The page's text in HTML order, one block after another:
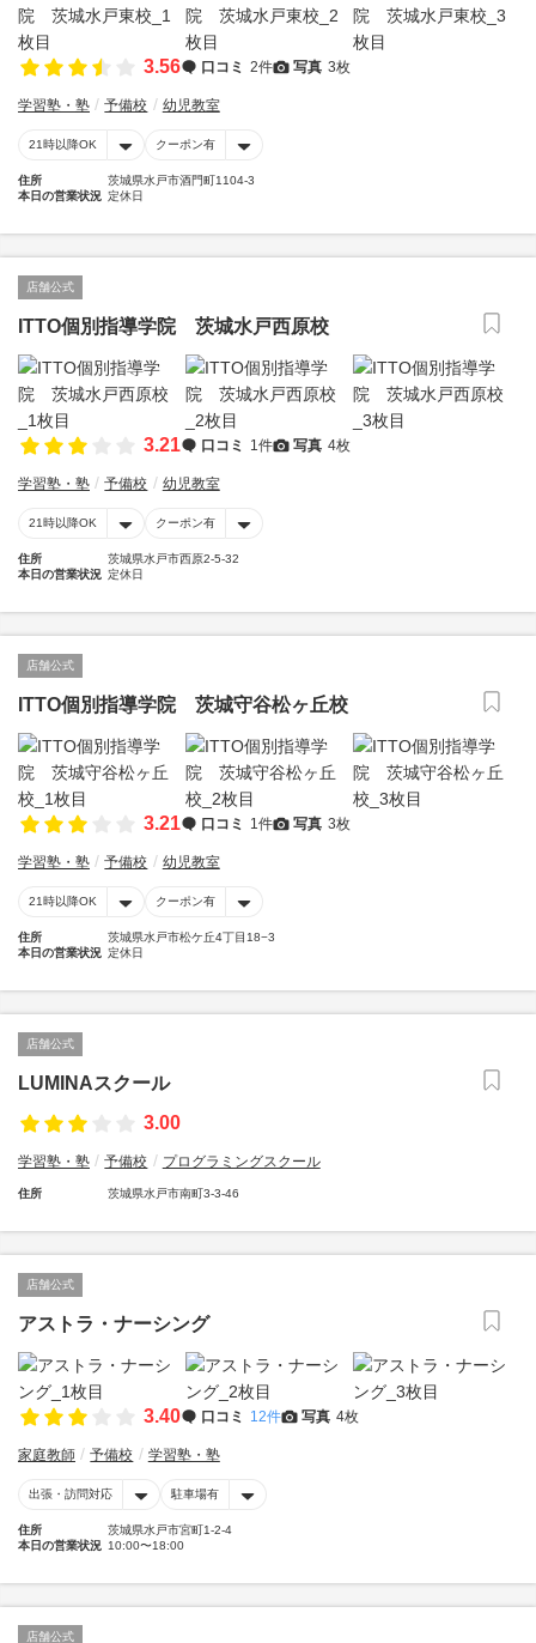
3.56 口コミ 2件 写真 3枚
学習塾・塾 予備校 幼児教室
21時以降OK クーポン有
住所
茨城県水戸市酒門町1104-3
本日の営業状況 定休日
店舗公式
ITTO個別指導学院 茨城水戸西原校
3.21 口コミ 1件 写真 4枚
学習塾・塾 予備校 幼児教室
21時以降OK クーポン有
住所
茨城県水戸市西原2-5-32
本日の営業状況 定休日
店舗公式
ITTO個別指導学院 茨城守谷松ヶ丘校
3.21 口コミ 1件 写真 3枚
学習塾・塾 予備校 幼児教室
21時以降OK クーポン有
住所
茨城県水戸市松ケ丘4丁目18−3
本日の営業状況 定休日
店舗公式
LUMINAスクール
3.00
学習塾・塾 予備校 プログラミングスクール
住所 茨城県水戸市南町3-3-46
店舗公式
アストラ・ナーシング
3.40 口コミ 12件 写真 4枚
家庭教師 予備校 学習塾・塾
出張・訪問対応 駐車場有
住所
茨城県水戸市宮町1-2-4
本日の営業状況 10:00〜18:00
店舗公式